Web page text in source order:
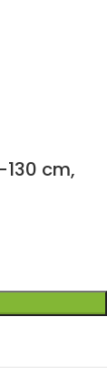
cm,